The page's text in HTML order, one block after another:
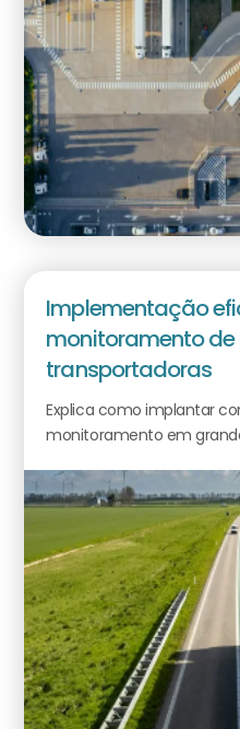
Implementação
monitoramento de
transportadoras
Explica como implantar
monitoramento em